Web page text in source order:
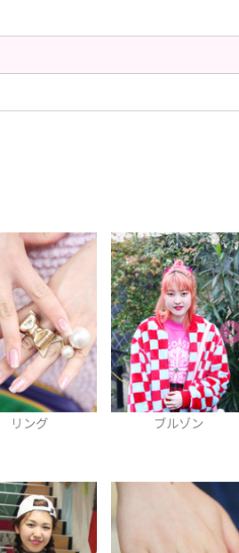
ブルゾン ヘアアクセ